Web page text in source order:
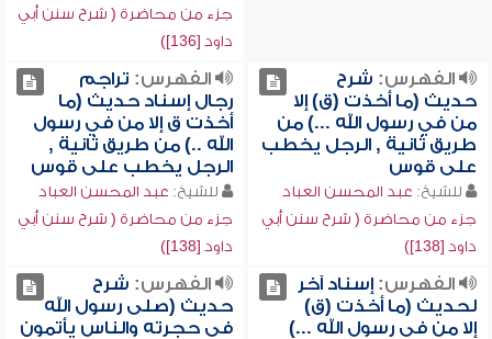
جزء من محاضرة ( شرح سنن أبي
داود [136])
الفهرس: شرح
حديث (ما أخذت (ق) إلا
من في رسول الله ...) من
طريق ثانية , الرجل يخطب
على قوس
للشيخ: عبد المحسن العباد
جزء من محاضرة ( شرح سنن أبي
داود [138])
الفهرس: تراجم
رجال إسناد حديث (ما
أخذت ق إلا من في رسول
الله ..) من طريق ثانية ,
الرجل يخطب على قوس
للشيخ: عبد المحسن العباد
جزء من محاضرة ( شرح سنن أبي
داود [138])
الفهرس:إسناد آخر
لحديث (ما أخذت (ق)
إلا من في رسول الله ...)
الفهرس: شرح
حديث (صلى رسول الله
في حجرته والناس يأتمون